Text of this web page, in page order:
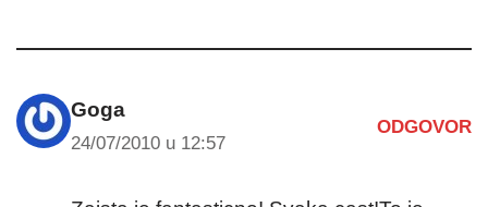
Goga
24/07/2010 u 12:57
ODGOVOR